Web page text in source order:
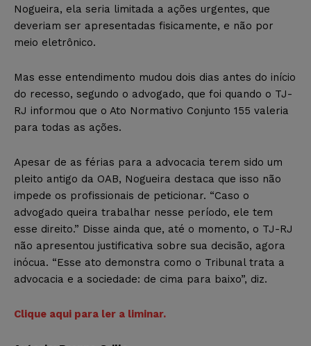
Nogueira, ela seria limitada a ações urgentes, que
deveriam ser apresentadas fisicamente, e não por
meio eletrônico.
Mas esse entendimento mudou dois dias antes do início
do recesso, segundo o advogado, que foi quando o TJ-
RJ informou que o Ato Normativo Conjunto 155 valeria
para todas as ações.
Apesar de as férias para a advocacia terem sido um
pleito antigo da OAB, Nogueira destaca que isso não
impede os profissionais de peticionar. “Caso o
advogado queira trabalhar nesse período, ele tem
esse direito.” Disse ainda que, até o momento, o TJ-RJ
não apresentou justificativa sobre sua decisão, agora
inócua. “Esse ato demonstra como o Tribunal trata a
advocacia e a sociedade: de cima para baixo”, diz.
Clique aqui para ler a liminar.